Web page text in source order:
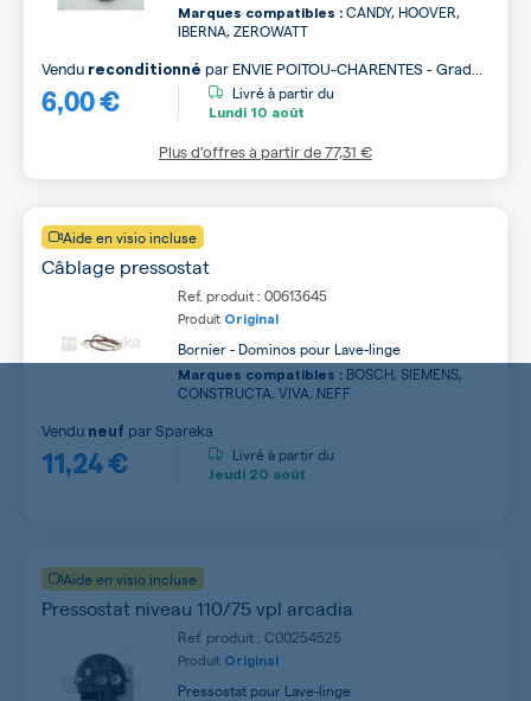
Marques compatibles : CANDY, HOOVER,
IBERNA, ZEROWATT
6,00 €
Vendu reconditionné par ENVIE POITOU-CHARENTES - Grade
B
Livré à partir du
Lundi 10 août
Plus d’offres à partir de77,31 €
Aide en visio incluse
Câblage pressostat
Ref. produit : 00613645
Produit Original
Bornier - Dominos pour Lave-linge
Marques compatibles : BOSCH, SIEMENS,
CONSTRUCTA, VIVA, NEFF
11,24 €
Vendu neuf parSpareka
Livré à partir du
Jeudi 20 août
Aide en visio incluse
Pressostat niveau 110/75 vpl arcadia
Ref. produit : C00254525
Produit Original
Pressostat pour Lave-linge